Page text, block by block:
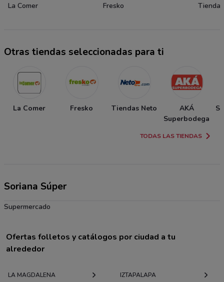
La Comer Fresko
Otras tiendas seleccionadas para ti
La Comer Fresko Tiendas Neto
AKÁ
Superbodega
TODAS LAS TIENDAS
Soriana Súper
Supermercado
Ofertas folletos y catálogos por ciudad a tu
alrededor
LA MAGDALENA
IZTAPALAPA